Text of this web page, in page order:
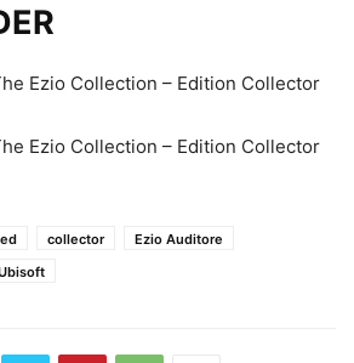
Ezio Collection – Edition Collector
Ezio Collection – Edition Collector
collector
Ezio Auditore